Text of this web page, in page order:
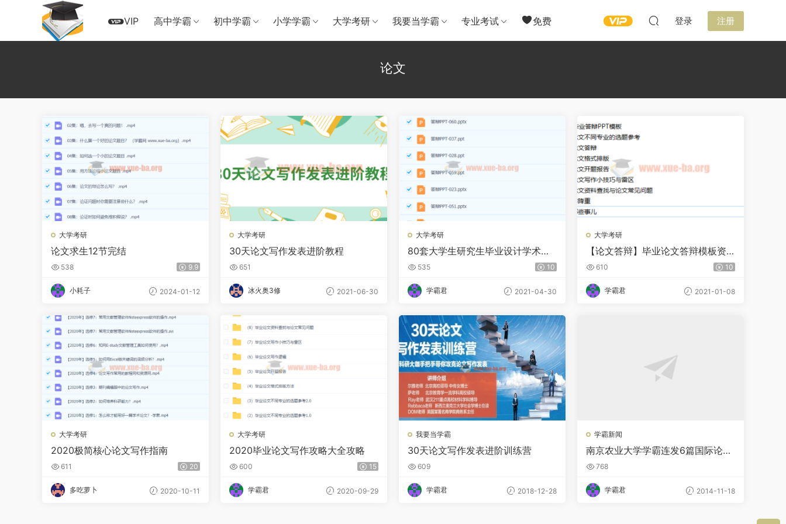
VIP 高中学霸 初中学霸 小学学霸 大学考研 我要当学霸 专业考试 免费 登录 注册
论文
大学考研
论文求生12节完结
538 9.9
小耗子 2024-01-12
大学考研
30天论文写作发表进阶教程
651
冰火奥3修 2021-06-30
大学考研
80套大学生研究生毕业设计学术论
文答辩PPT模板
535 10
学霸君 2021-04-30
大学考研
【论文答辩】毕业论文答辩模板资
料合集
610 10
学霸君 2021-01-08
大学考研
2020极简核心论文写作指南
611 20
多吃萝卜 2020-10-11
大学考研
2020毕业论文写作攻略大全攻略
600 15
学霸君 2020-09-29
我要当学霸
30天论文写作发表进阶训练营
609
学霸君 2018-12-28
学霸新闻
南京农业大学学霸连发6篇国际论文
获10万元奖学金
768
学霸君 2014-11-18